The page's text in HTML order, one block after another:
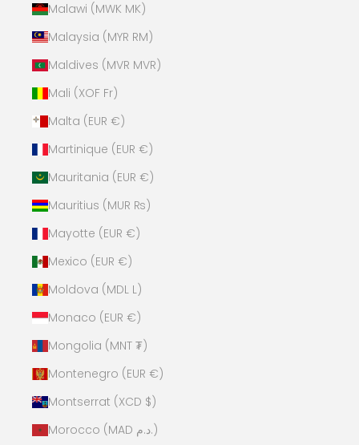
Malawi (MWK MK)
Malaysia (MYR RM)
Maldives (MVR MVR)
Mali (XOF Fr)
Malta (EUR €)
Martinique (EUR €)
Mauritania (EUR €)
Mauritius (MUR ₨)
Mayotte (EUR €)
Mexico (EUR €)
Moldova (MDL L)
Monaco (EUR €)
Mongolia (MNT ₮)
Montenegro (EUR €)
Montserrat (XCD $)
Morocco (MAD د.م.)